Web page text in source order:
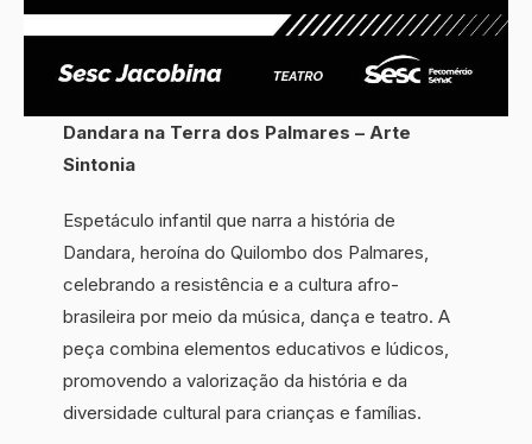
Dandara na Terra dos Palmares – Arte
Sintonia
Espetáculo infantil que narra a história de
Dandara, heroína do Quilombo dos Palmares,
celebrando a resistência e a cultura afro-
brasileira por meio da música, dança e teatro. A
peça combina elementos educativos e lúdicos,
promovendo a valorização da história e da
diversidade cultural para crianças e famílias.